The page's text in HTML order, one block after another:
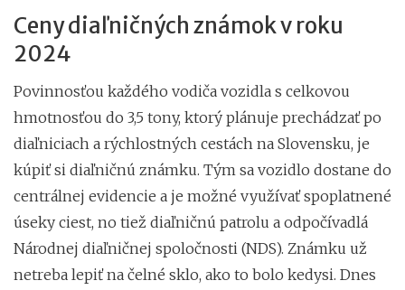
Ceny diaľničných známok v roku
2024
Povinnosťou každého vodiča vozidla s celkovou
hmotnosťou do 3,5 tony, ktorý plánuje prechádzať po
diaľniciach a rýchlostných cestách na Slovensku, je
kúpiť si diaľničnú známku. Tým sa vozidlo dostane do
centrálnej evidencie a je možné využívať spoplatnené
úseky ciest, no tiež diaľničnú patrolu a odpočívadlá
Národnej diaľničnej spoločnosti (NDS). Známku už
netreba lepiť na čelné sklo, ako to bolo kedysi. Dnes